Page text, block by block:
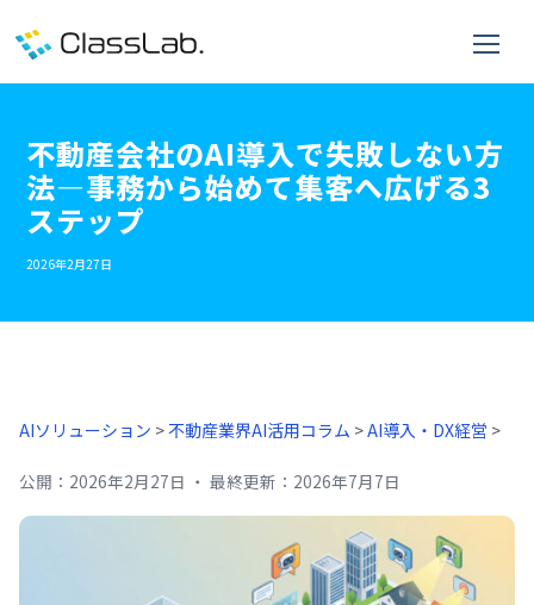
不動産会社のAI導入で失敗しない方
法―事務から始めて集客へ広げる3
ステップ
2026年2月27日
AIソリューション >不動産業界AI活用コラム >AI導入・DX経営 >
公開： 2026年2月27日 ・ 最終更新： 2026年7月7日